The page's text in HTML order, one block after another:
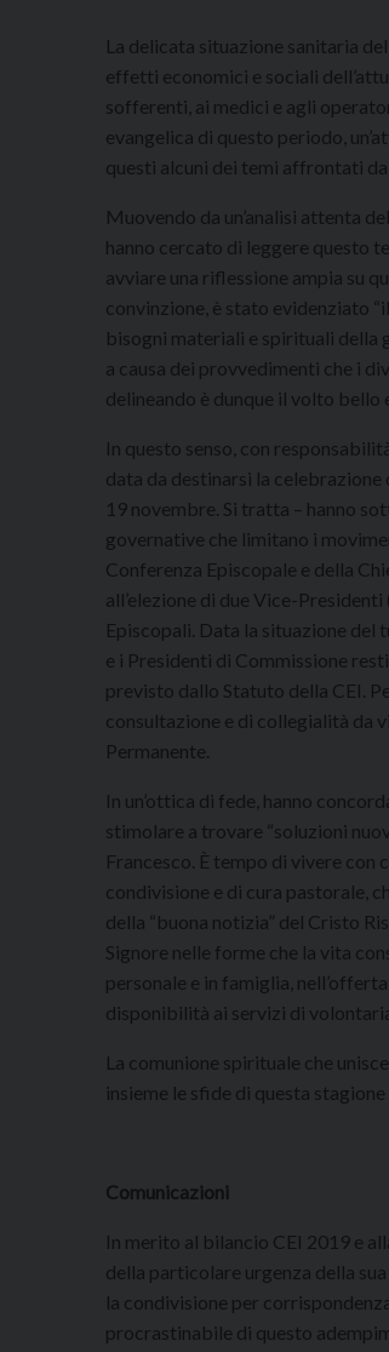
La delicata situazione sanitaria
effetti economici e sociali
sofferenti, ai medici e agli
evangelica di questo periodo,
questi alcuni dei temi affrontati
Muovendo da un’analisi attenta
hanno cercato di leggere questo
avviare una riflessione ampia su
convinzione, è stato evidenziato
bisogni materiali e spirituali della
a causa dei provvedimenti che i
delineando è dunque il volto bello
In questo senso, con
data da destinarsi la celebrazione
19 novembre. Si tratta – hanno
governative che limitano i
Conferenza Episcopale e della
all’elezione di due Vice-
Episcopali. Data la situazione
e i Presidenti di Commissione
previsto dallo Statuto della CEI.
consultazione e di collegialità da
Permanente.
In un’ottica di fede, hanno
stimolare a trovare “soluzioni
Francesco. È tempo di vivere con
condivisione e di cura pastorale,
della “buona notizia” del Cristo
Signore nelle forme che la vita
personale e in famiglia,
disponibilità ai servizi di
La comunione spirituale che
insieme le sfide di questa stagione
Comunicazioni
In merito al bilancio CEI 2019 e
della particolare urgenza della
la condivisione per
procrastinabile di questo